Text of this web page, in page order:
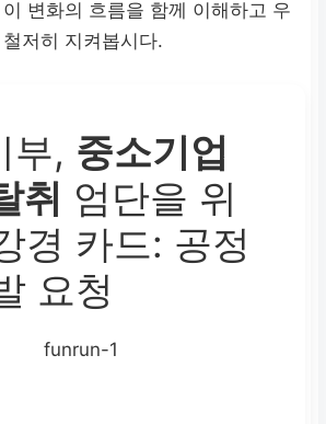
변화의 흐름을 함께 이해하고 우
저히 지켜봅시다.
부, 중소기업
취 엄단을 위
경 카드: 공정
요청
funrun-1